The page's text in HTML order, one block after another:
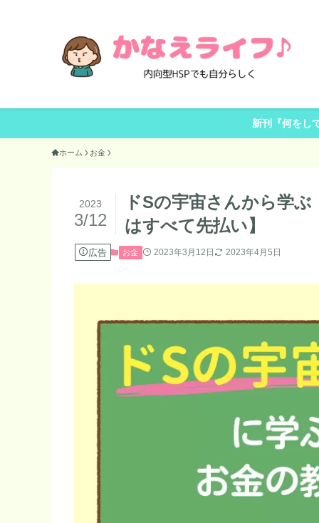
新刊『何をし
ホーム お金
ドSの宇宙さんから学
はすべて先払い】
2023
3/12
広告 お金 2023年3月12日 2023年4月5日